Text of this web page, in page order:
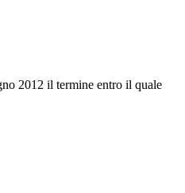
2012 il termine entro il quale